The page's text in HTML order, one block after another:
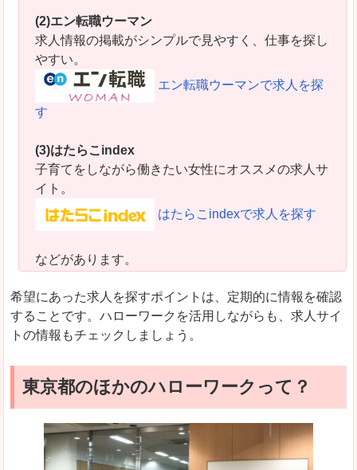
(2)エン転職ウーマン
求人情報の掲載がシンプルで見やすく、仕事を探し
やすい。
エン転職ウーマンで求人を探
す
(3)はたらこindex
子育てをしながら働きたい女性にオススメの求人サ
イト。
はたらこindexで求人を探す
などがあります。
希望にあった求人を探すポイントは、定期的に情報を確認
することです。ハローワークを活用しながらも、求人サイ
トの情報もチェックしましょう。
東京都のほかのハローワークって？